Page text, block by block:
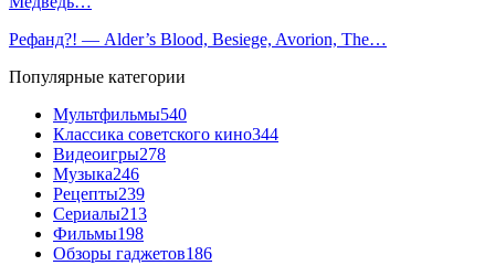
Рефанд?! — Alder’s Blood, Besiege, Avorion, The…
Популярные категории
Мультфильмы540
Классика советского кино344
Видеоигры278
Музыка246
Рецепты239
Сериалы213
Фильмы198
Обзоры гаджетов186